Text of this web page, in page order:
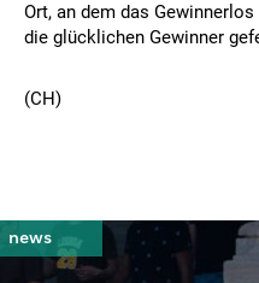
Ort, an dem das
die glücklichen Gewinner
(CH)